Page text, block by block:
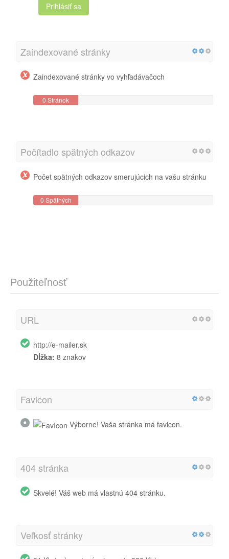
Prihlásiť sa
Zaindexované stránky
Zaindexované stránky vo vyhľadávačoch
0 Stránok
Počítadlo spätných odkazov
Počet spätných odkazov smerujúcich na vašu stránku
0 Spätných
Použiteľnosť
URL
http://e-mailer.sk
Dĺžka: 8 znakov
Favicon
Výborne! Vaša stránka má favicon.
404 stránka
Skvelé! Váš web má vlastnú 404 stránku.
Veľkosť stránky